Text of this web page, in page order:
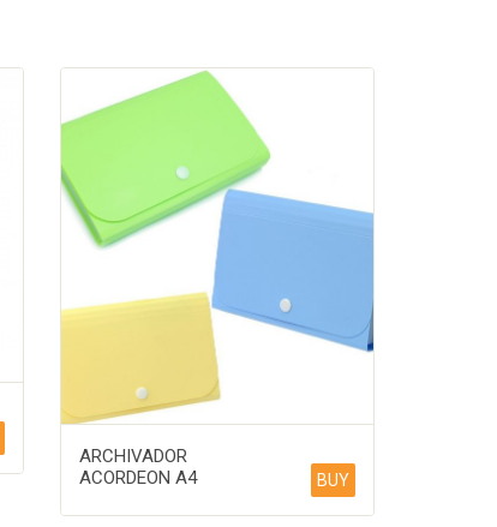
ARCHIVADOR
ACORDEON A4
BUY